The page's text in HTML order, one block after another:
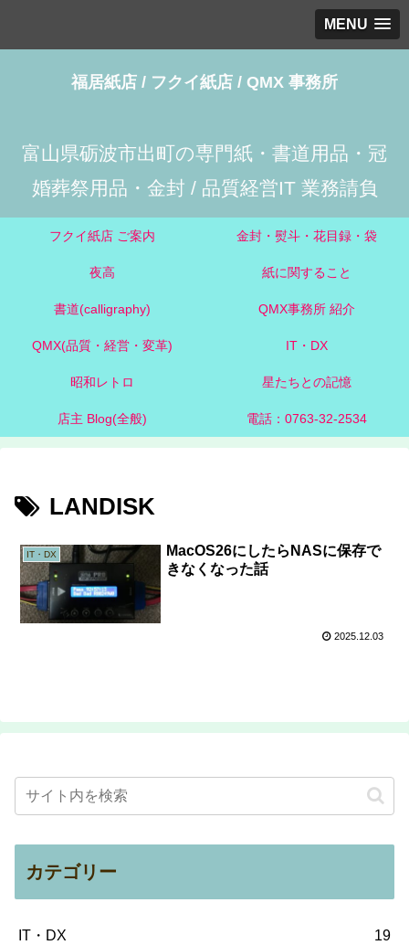
MENU
福居紙店 / フクイ紙店 / QMX 事務所
富山県砺波市出町の専門紙・書道用品・冠
婚葬祭用品・金封 / 品質経営IT 業務請負
フクイ紙店 ご案内 金封・熨斗・花目録・袋
夜高 紙に関すること
書道(calligraphy) QMX事務所 紹介
QMX(品質・経営・変革) IT・DX
昭和レトロ 星たちとの記憶
店主 Blog(全般) 電話：0763-32-2534
LANDISK
IT・DX
MacOS26にしたらNASに保存で
きなくなった話
2025.12.03
カテゴリー
IT・DX 19